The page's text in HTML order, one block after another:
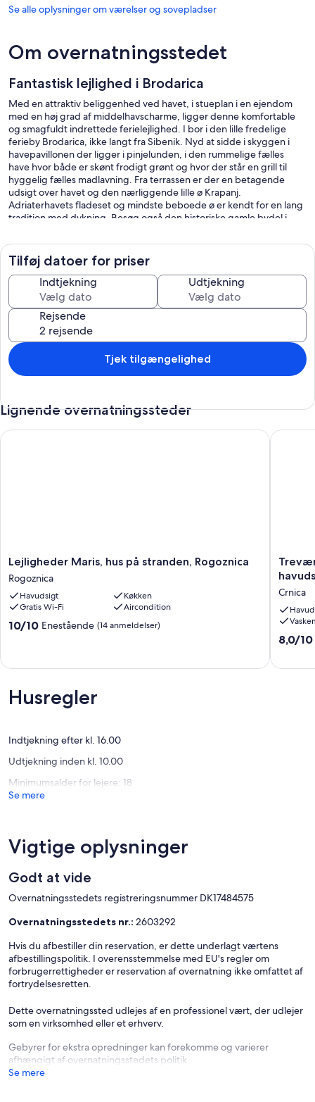
Se alle oplysninger om værelser og sovepladser
Om overnatningsstedet
Fantastisk lejlighed i Brodarica
Med en attraktiv beliggenhed ved havet, i stueplan i en ejendom
med en høj grad af middelhavscharme, ligger denne komfortable
og smagfuldt indrettede ferielejlighed. I bor i den lille fredelige
ferieby Brodarica, ikke langt fra Sibenik. Nyd at sidde i skyggen i
havepavillonen der ligger i pinjelunden, i den rummelige fælles
have hvor både er skønt frodigt grønt og hvor der står en grill til
hyggelig fælles madlavning. Fra terrassen er der en betagende
udsigt over havet og den nærliggende lille ø Krapanj.
Adriaterhavets fladeset og mindste beboede ø er kendt for en lang
tradition med dykning. Besøg også den historiske gamle bydel i
- Gratis p-plads på grunden
- Forbrugsomkostninger inkl.
- Udl. ikke til ungdomsgrupper
- Sengetøj og håndk. (inkluderet)
- Klimaanlæg
Tilføj datoer for priser
Indtjekning Udtjekning
Rejsende
Tjek tilgængelighed
Lignende overnatningssteder
Lejligheder
Maris,
hus
på
stranden,
Rogoznica
Lejligheder Maris, hus på stranden, Rogoznica
Rogoznica
Havudsigt
Køkken
Gratis Wi-Fi
Aircondition
10.0
(14
anmeldelser)
10/10 Enestående (14 anmeldelser)
Lejligheder Maris, hus på stranden, Rogoznica
lejlighed
terrasse
og
Sibenik
(A-
Crnica
8.0
8,0/10
Husregler
Indtjekning efter kl. 16.00
Udtjekning inden kl. 10.00
Minimumsalder for lejere: 18
Se mere
Vigtige oplysninger
Godt at vide
Overnatningsstedets registreringsnummer DK17484575
Overnatningsstedets nr.: 2603292
Hvis du afbestiller din reservation, er dette underlagt værtens
afbestillingspolitik. I overensstemmelse med EU's regler om
forbrugerrettigheder er reservation af overnatning ikke omfattet af
fortrydelsesretten.
Dette overnatningssted udlejes af en professionel vært, der udlejer
som en virksomhed eller et erhverv.
Gebyrer for ekstra opredninger kan forekomme og varierer
afhængigt af overnatningsstedets politik
Se mere